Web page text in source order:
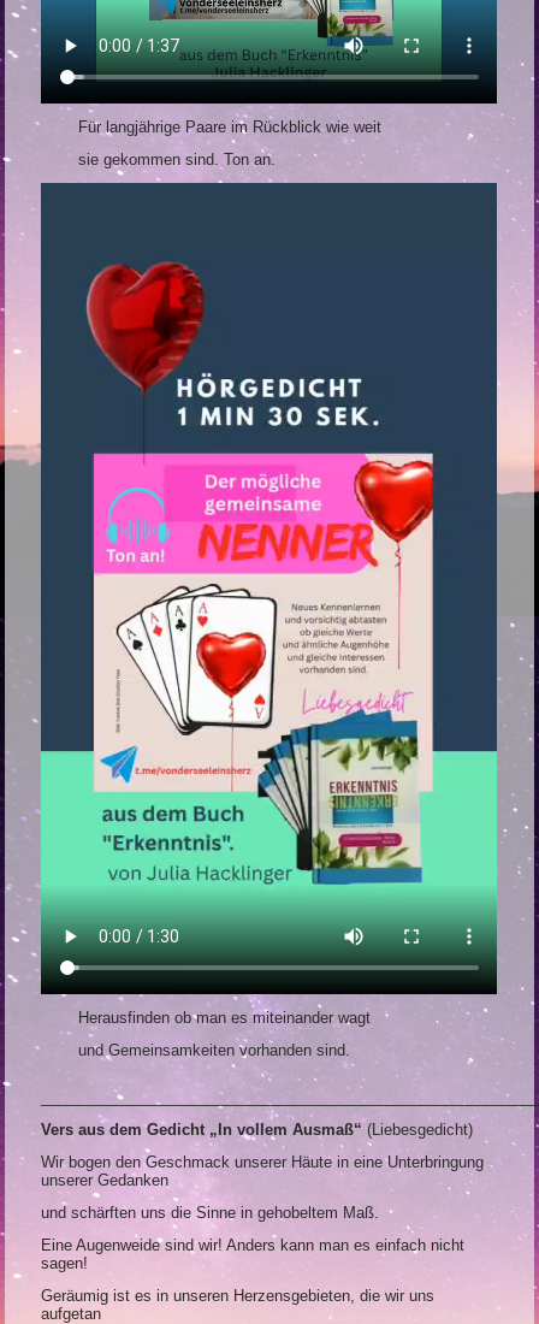
Für langjährige Paare im Rückblick wie weit
sie gekommen sind. Ton an.
Herausfinden ob man es miteinander wagt
und Gemeinsamkeiten vorhanden sind.
Vers aus dem Gedicht „In vollem Ausmaß“ (Liebesgedicht)
Wir bogen den Geschmack unserer Häute in eine Unterbringung
unserer Gedanken
und schärften uns die Sinne in gehobeltem Maß.
Eine Augenweide sind wir! Anders kann man es einfach nicht
sagen!
Geräumig ist es in unseren Herzensgebieten, die wir uns
aufgetan